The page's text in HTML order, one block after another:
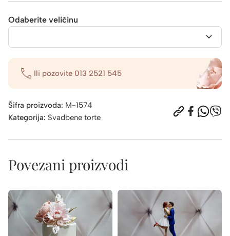
Odaberite veličinu
Ili pozovite 013 2521 545
Šifra proizvoda: M-1574
Kategorija: Svadbene torte
Povezani proizvodi